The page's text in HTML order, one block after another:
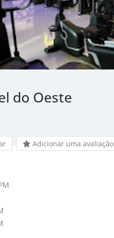
do Oeste
Adicionar uma avaliação